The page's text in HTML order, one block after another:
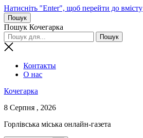
Натисніть "Enter", щоб перейти до вмісту
Пошук
Пошук Кочегарка
Контакты
О нас
Кочегарка
8 Серпня , 2026
Горлівська міська онлайн-газета